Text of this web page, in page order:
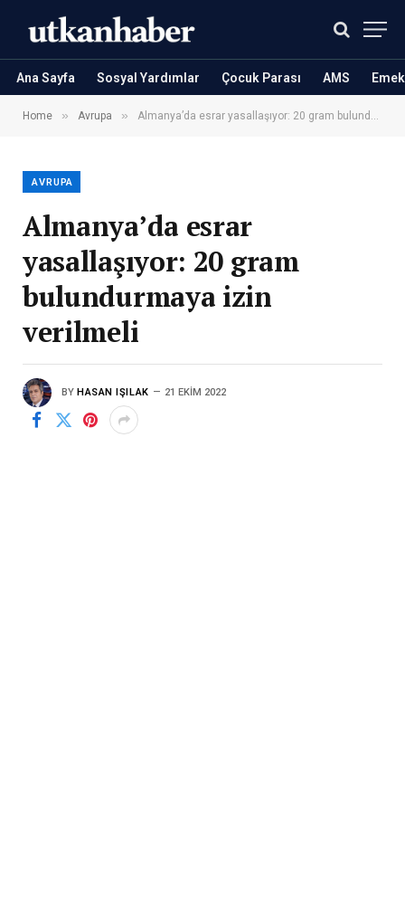
Ana Sayfa Sosyal Yardımlar Çocuk Parası AMS
Home » Avrupa » Almanya’da esrar yasallaşıyor: 20 gram bulundurmaya izin verilmeli
AVRUPA
Almanya’da esrar
yasallaşıyor: 20 gram
bulundurmaya izin
verilmeli
BY HASAN IŞILAK 21 EKIM 2022